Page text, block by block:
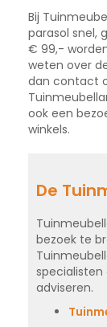
Bij
parasol snel,
€ 99,-
weten over
dan contact
ook een
winkels.
De
bezoek te
specialisten
adviseren.